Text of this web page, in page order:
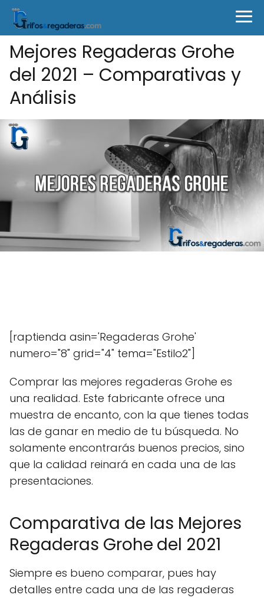
Mejores Regaderas Grohe
del 2021 – Comparativas y
Análisis
[raptienda asin='Regaderas Grohe'
numero="8" grid="4" tema="Estilo2"]
Comprar las mejores regaderas Grohe es
una realidad. Este fabricante ofrece una
muestra de encanto, con la que tienes todas
las de ganar en medio de tu búsqueda. No
solamente encontrarás buenos precios, sino
que la calidad reinará en cada una de las
presentaciones.
Comparativa de las Mejores
Regaderas Grohe del 2021
Siempre es bueno comparar, pues hay
detalles entre cada una de las regaderas